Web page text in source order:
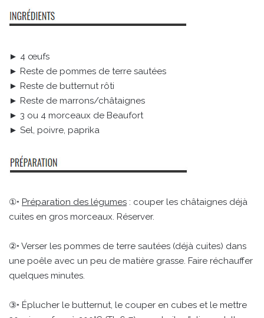
► 4 œufs
► Reste de pommes de terre sautées
► Reste de butternut rôti
► Reste de marrons/châtaignes
► 3 ou 4 morceaux de Beaufort
► Sel, poivre, paprika
①• Préparation des légumes : couper les châtaignes déjà
cuites en gros morceaux. Réserver.
②• Verser les pommes de terre sautées (déjà cuites) dans
une poêle avec un peu de matière grasse. Faire réchauffer
quelques minutes.
③• Éplucher le butternut, le couper en cubes et le mettre